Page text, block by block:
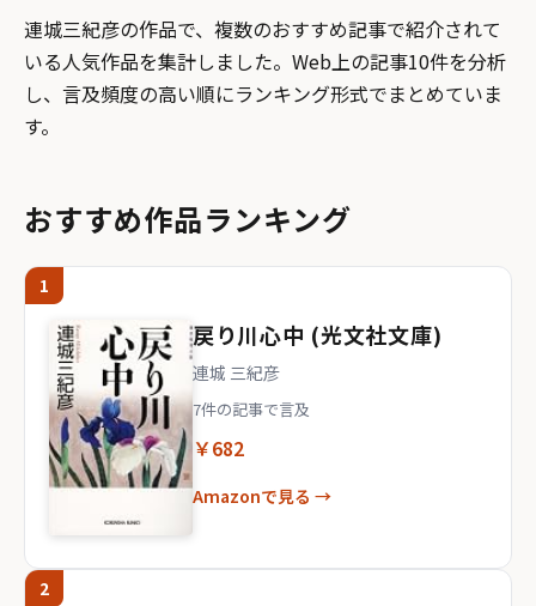
連城三紀彦の作品で、複数のおすすめ記事で紹介されて
いる人気作品を集計しました。Web上の記事10件を分析
し、言及頻度の高い順にランキング形式でまとめていま
す。
おすすめ作品ランキング
1
戻り川心中 (光文社文庫)
連城 三紀彦
7件の記事で言及
￥682
Amazonで見る →
2